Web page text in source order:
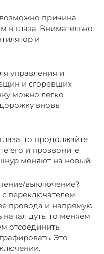
причина
в глаза. Внимательно
и
управления и
и сгоревших
можно легко
вновь
то продолжайте
его и прозвоните
меняют на новый.
выключение?
переключателем
провода и напрямую
дуть, то меняем
отсоединить
Это